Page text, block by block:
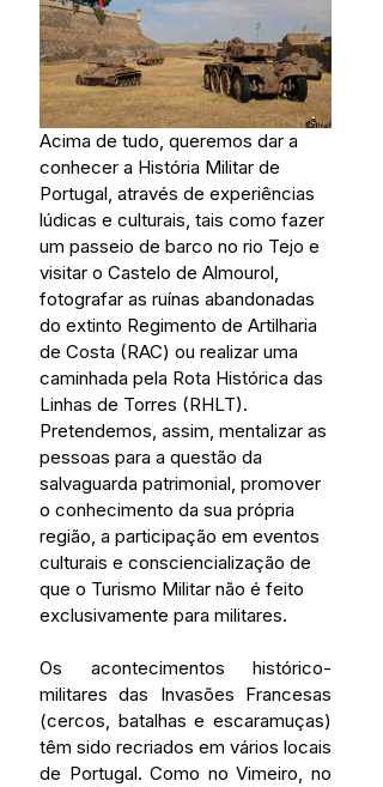
Acima de tudo, queremos dar a
conhecer a História Militar de
Portugal, através de experiências
lúdicas e culturais, tais como fazer
um passeio de barco no rio Tejo e
visitar o Castelo de Almourol,
fotografar as ruínas abandonadas
do extinto Regimento de Artilharia
de Costa (RAC) ou realizar uma
caminhada pela Rota Histórica das
Linhas de Torres (RHLT).
Pretendemos, assim, mentalizar as
pessoas para a questão da
salvaguarda patrimonial, promover
o conhecimento da sua própria
região, a participação em eventos
culturais e consciencialização de
que o Turismo Militar não é feito
exclusivamente para militares.
Os acontecimentos histórico-
militares das Invasões Francesas
(cercos, batalhas e escaramuças)
têm sido recriados em vários locais
de Portugal. Como no Vimeiro, no